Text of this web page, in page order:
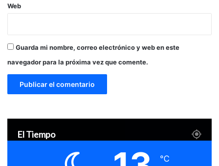
Web
Guarda mi nombre, correo electrónico y web en este
navegador para la próxima vez que comente.
El Tiempo
℃